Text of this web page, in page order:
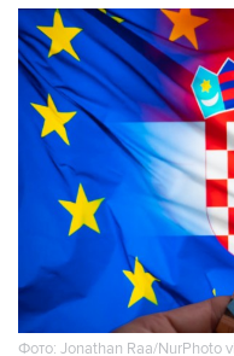
Фото: Jonathan Raa/NurPhoto